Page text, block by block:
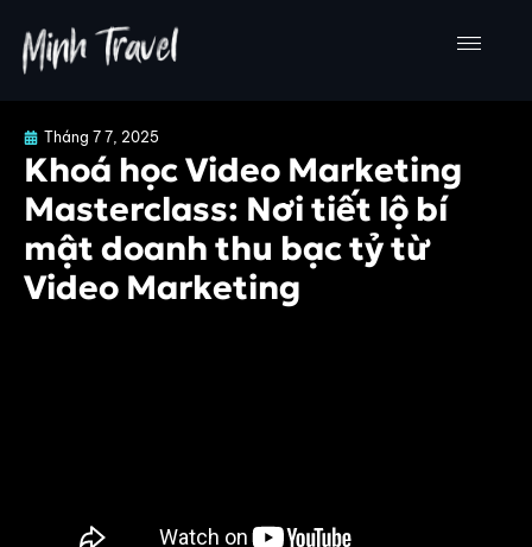
nội
Tháng 7 7, 2025
Khoá học Video Marketing
Masterclass: Nơi tiết lộ bí
mật doanh thu bạc tỷ từ
Video Marketing